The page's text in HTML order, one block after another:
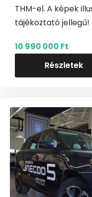
THM-el. A képek
tájékoztató jellegű!
Részletek
10 990 000 Ft